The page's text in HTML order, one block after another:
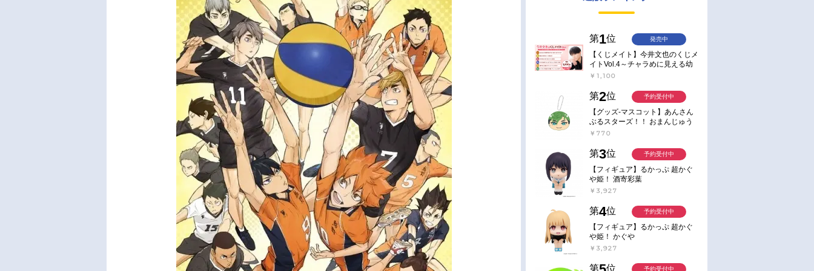
第1位
【くじメイト】今井文也のくじメ
イトVol.4～チャラめに見える幼
馴染、実は一途で独占欲が強いん
￥1,100
発売中
第2位
【グッズ-マスコット】あんさん
ぶるスターズ！！ おまんじゅう
にぎにぎマスコット ねくすと2
￥770
予約受付中
第3位
【フィギュア】るかっぷ 超かぐ
や姫！ 酒寄彩葉
￥3,927
予約受付中
第4位
【フィギュア】るかっぷ 超かぐ
や姫！ かぐや
￥3,927
予約受付中
第 位 予約受付中